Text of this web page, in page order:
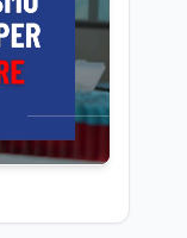
in
100 e